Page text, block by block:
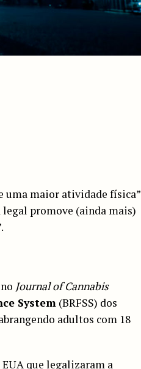
uma maior atividade física”
legal promove (ainda mais)
Journal of Cannabis
System (BRFSS) dos
adultos com 18
que legalizaram a